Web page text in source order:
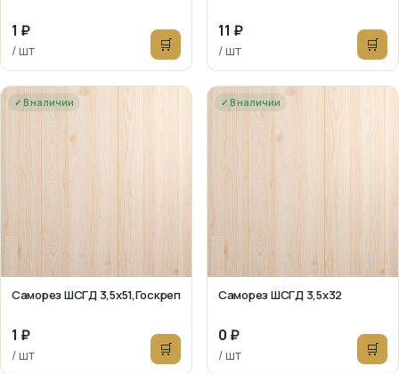
1 ₽
/ шт 🛒
11 ₽
/ шт 🛒
✓ В наличии
Саморез ШСГД 3,5х51,Госкреп
1 ₽
/ шт 🛒
✓ В наличии
Саморез ШСГД 3,5х32
0 ₽
/ шт 🛒